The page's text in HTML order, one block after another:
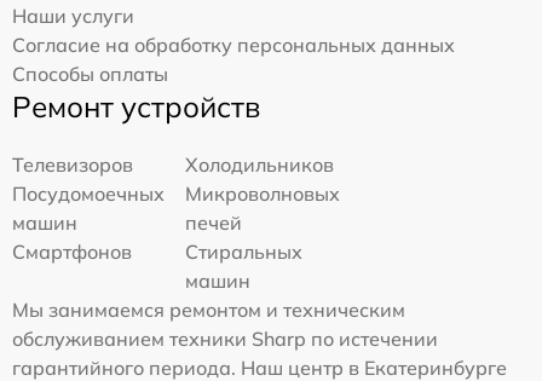
Наши услуги
Согласие на обработку персональных данных
Способы оплаты
Ремонт устройств
Телевизоров
Холодильников
Посудомоечных
машин
Микроволновых
печей
Смартфонов
Стиральных
машин
Мы занимаемся ремонтом и техническим
обслуживанием техники Sharp по истечении
гарантийного периода. Наш центр в Екатеринбурге